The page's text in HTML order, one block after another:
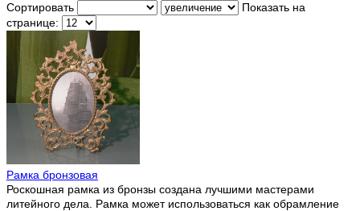
Сортировать
Показать на
странице:
Рамка бронзовая
Роскошная рамка из бронзы создана лучшими мастерами
литейного дела. Рамка может использоваться как обрамление